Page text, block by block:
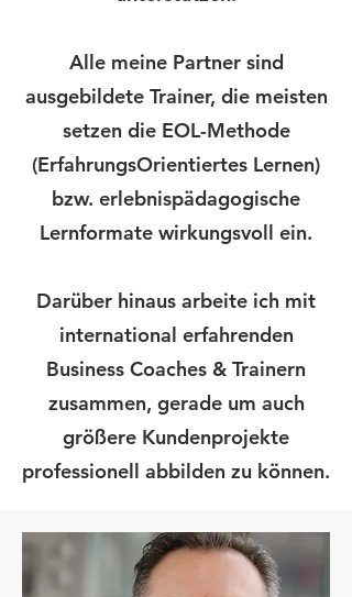
Alle meine Partner sind
ausgebildete Trainer, die meisten
setzen die EOL-Methode
(ErfahrungsOrientiertes Lernen)
bzw. erlebnispädagogische
Lernformate wirkungsvoll ein.
Darüber hinaus arbeite ich mit
international erfahrenden
Business Coaches & Trainern
zusammen, gerade um auch
größere Kundenprojekte
professionell abbilden zu können.